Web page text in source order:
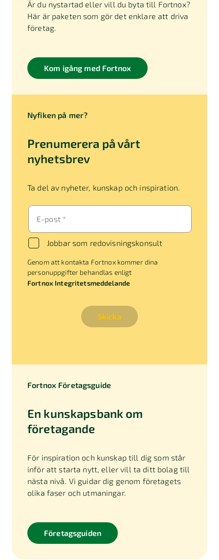
Är du nystartad eller vill du byta till Fortnox?
Här är paketen som gör det enklare att driva
företag.
Kom igång med Fortnox
Nyfiken på mer?
Prenumerera på vårt
nyhetsbrev
Ta del av nyheter, kunskap och inspiration.
E-post *
Jobbar som redovisningskonsult
Genom att kontakta Fortnox kommer dina
personuppgifter behandlas enligt
Fortnox Integritetsmeddelande
Skicka
Fortnox Företagsguide
En kunskapsbank om
företagande
För inspiration och kunskap till dig som står
inför att starta nytt, eller vill ta ditt bolag till
nästa nivå. Vi guidar dig genom företagets
olika faser och utmaningar.
Företagsguiden